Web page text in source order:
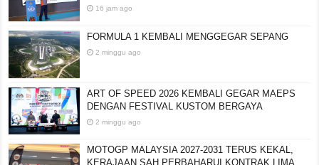
16 jam ago
FORMULA 1 KEMBALI MENGGEGAR SEPANG
2 minggu ago
ART OF SPEED 2026 KEMBALI GEGAR MAEPS
DENGAN FESTIVAL KUSTOM BERGAYA
2 minggu ago
MOTOGP MALAYSIA 2027-2031 TERUS KEKAL,
KERAJAAN SAH PERBAHARUI KONTRAK LIMA